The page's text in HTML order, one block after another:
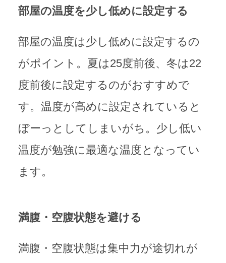
部屋の温度を少し低めに設定する
部屋の温度は少し低めに設定するの
がポイント。夏は25度前後、冬は22
度前後に設定するのがおすすめで
す。温度が高めに設定されていると
ぼーっとしてしまいがち。少し低い
温度が勉強に最適な温度となってい
ます。
満腹・空腹状態を避ける
満腹・空腹状態は集中力が途切れが